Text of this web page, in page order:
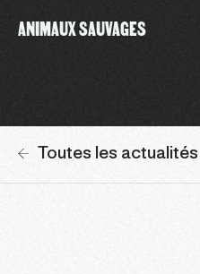
ANIMAUX SAUVAGES
Toutes les actualités